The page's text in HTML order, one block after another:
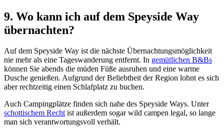
9. Wo kann ich auf dem Speyside Way
übernachten?
Auf dem Speyside Way ist die nächste Übernachtungsmöglichkeit
nie mehr als eine Tageswanderung entfernt. In gemütlichen B&Bs
können Sie abends die müden Füße ausruhen und eine warme
Dusche genießen. Aufgrund der Beliebtheit der Region lohnt es sich
aber rechtzeitig einen Schlafplatz zu buchen.
Auch Campingplätze finden sich nahe des Speyside Ways. Unter
schottischem Rechtist außerdem sogar wild campen legal, so lange
man sich verantwortungsvoll verhält.